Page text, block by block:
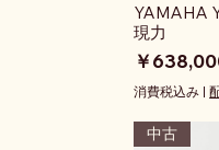
YAMAHA
現力
価格
￥
消費税込み |
中古